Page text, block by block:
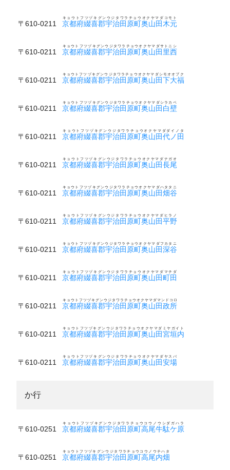
〒610-0211 京都府綴喜郡宇治田原町奥山田木元
キョウトフツヅキグンウジタワラチョウオクヤマダコモト
〒610-0211 京都府綴喜郡宇治田原町奥山田里西
キョウトフツヅキグンウジタワラチョウオクヤマダサトニシ
〒610-0211 京都府綴喜郡宇治田原町奥山田下大福
キョウトフツヅキグンウジタワラチョウオクヤマダシモオオブク
〒610-0211 京都府綴喜郡宇治田原町奥山田白壁
キョウトフツヅキグンウジタワラチョウオクヤマダシラカベ
〒610-0211 京都府綴喜郡宇治田原町奥山田代ノ田
キョウトフツヅキグンウジタワラチョウオクヤマダダイノタ
〒610-0211 京都府綴喜郡宇治田原町奥山田長尾
キョウトフツヅキグンウジタワラチョウオクヤマダナガオ
〒610-0211 京都府綴喜郡宇治田原町奥山田畑谷
キョウトフツヅキグンウジタワラチョウオクヤマダハタタニ
〒610-0211 京都府綴喜郡宇治田原町奥山田平野
キョウトフツヅキグンウジタワラチョウオクヤマダヒラノ
〒610-0211 京都府綴喜郡宇治田原町奥山田深谷
キョウトフツヅキグンウジタワラチョウオクヤマダフカタニ
〒610-0211 京都府綴喜郡宇治田原町奥山田町田
キョウトフツヅキグンウジタワラチョウオクヤマダマチダ
〒610-0211 京都府綴喜郡宇治田原町奥山田政所
キョウトフツヅキグンウジタワラチョウオクヤマダマンドコロ
〒610-0211 京都府綴喜郡宇治田原町奥山田宮垣内
キョウトフツヅキグンウジタワラチョウオクヤマダミヤガイト
〒610-0211 京都府綴喜郡宇治田原町奥山田安場
キョウトフツヅキグンウジタワラチョウオクヤマダヤスバ
か行
〒610-0251 京都府綴喜郡宇治田原町高尾牛駄ケ原
キョウトフツヅキグンウジタワラチョウコウノウシダガハラ
〒610-0251 京都府綴喜郡宇治田原町高尾内畑
キョウトフツヅキグンウジタワラチョウコウノウチハタ